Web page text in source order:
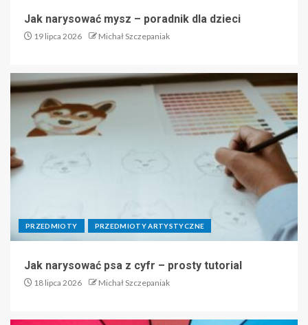
Jak narysować mysz – poradnik dla dzieci
19 lipca 2026 Michał Szczepaniak
PRZEDMIOTY PRZEDMIOTY ARTYSTYCZNE
Jak narysować psa z cyfr – prosty tutorial
18 lipca 2026 Michał Szczepaniak